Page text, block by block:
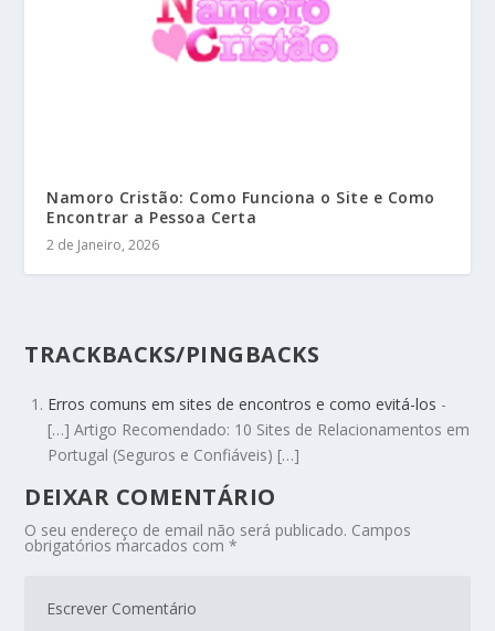
Namoro Cristão: Como Funciona o Site e Como
Encontrar a Pessoa Certa
2 de Janeiro, 2026
TRACKBACKS/PINGBACKS
Erros comuns em sites de encontros e como evitá-los -
[…] Artigo Recomendado: 10 Sites de Relacionamentos em
Portugal (Seguros e Confiáveis) […]
DEIXAR COMENTÁRIO
O seu endereço de email não será publicado. Campos
obrigatórios marcados com*